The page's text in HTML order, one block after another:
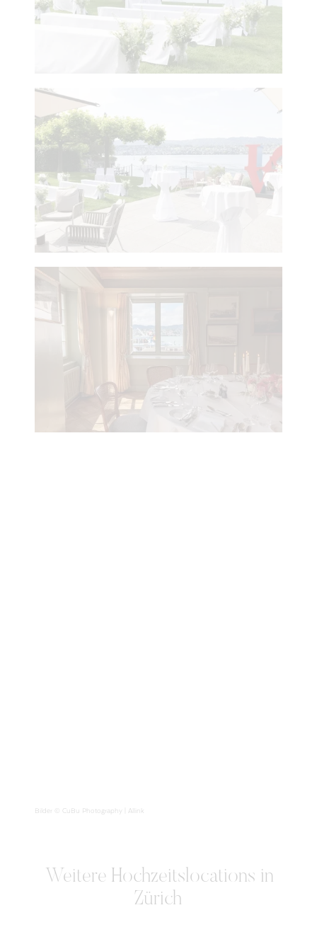
Bilder © CuBu Photography | Allink
Weitere Hochzeitslocations in
Zürich